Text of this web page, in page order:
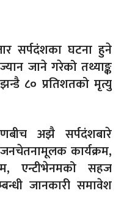
सर्पदंशका घटना हुने
जाने गरेको तथ्याङ्क
८० प्रतिशतको मृत्यु
अझै सर्पदंशबारे
कार्यक्रम,
एन्टीभेनमको सहज
जानकारी समावेश